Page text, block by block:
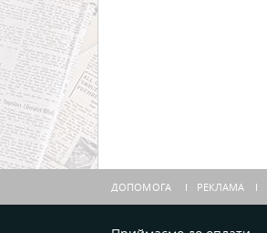
ДОПОМОГА РЕКЛАМА